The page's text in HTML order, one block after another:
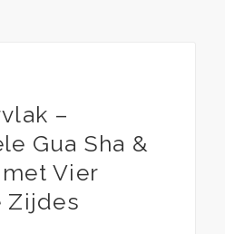
–
Gua Sha &
Vier
Zijdes